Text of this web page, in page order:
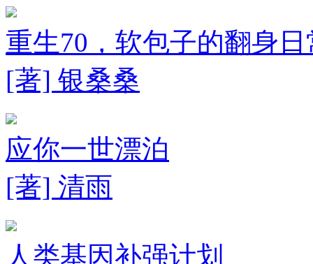
重生70，软包子的翻身日
[著] 银桑桑
应你一世漂泊
[著] 清雨
人类基因补强计划